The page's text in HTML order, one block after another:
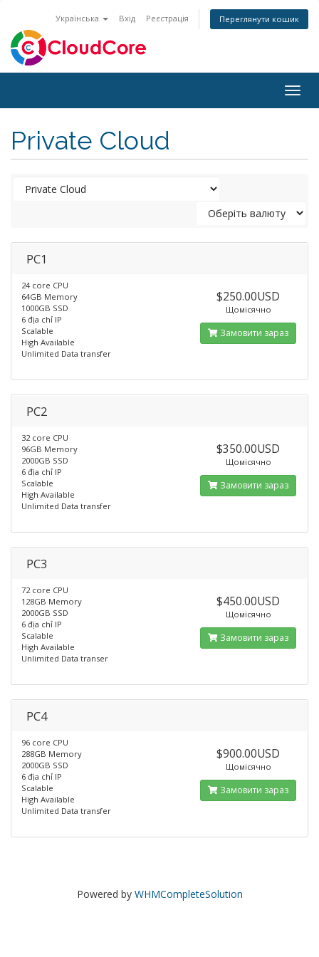
Українська Вхід Реєстрація Переглянути кошик
Private Cloud
PC1
24 core CPU
64GB Memory
1000GB SSD
6 địa chỉ IP
Scalable
High Available
Unlimited Data transfer
$250.00USD
Щомісячно
Замовити зараз
PC2
32 core CPU
96GB Memory
2000GB SSD
6 địa chỉ IP
Scalable
High Available
Unlimited Data transfer
$350.00USD
Щомісячно
Замовити зараз
PC3
72 core CPU
128GB Memory
2000GB SSD
6 địa chỉ IP
Scalable
High Available
Unlimited Data transer
$450.00USD
Щомісячно
Замовити зараз
PC4
96 core CPU
288GB Memory
2000GB SSD
6 địa chỉ IP
Scalable
High Available
Unlimited Data transfer
$900.00USD
Щомісячно
Замовити зараз
Powered by WHMCompleteSolution